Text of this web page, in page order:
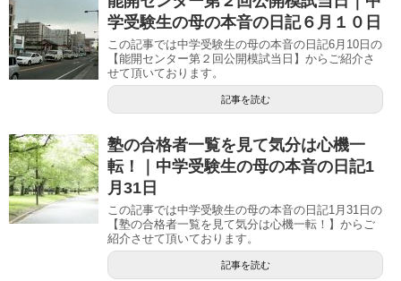
学受験生の母の本音の日記６月１０日
この記事では中学受験生の母の本音の日記6月10日の
【能開センター第２回公開模試当日】からご紹介さ
せて頂いております。
記事を読む
塾の合格者一覧を見て気分は心機一
転！｜中学受験生の母の本音の日記1
月31日
この記事では中学受験生の母の本音の日記1月31日の
【塾の合格者一覧を見て気分は心機一転！】からご
紹介させて頂いております。
記事を読む